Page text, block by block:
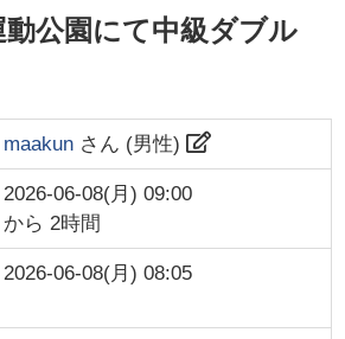
公園にて中級ダブル
maakunさん (男性)
2026-06-08(月) 09:00
から 2時間
2026-06-08(月) 08:05